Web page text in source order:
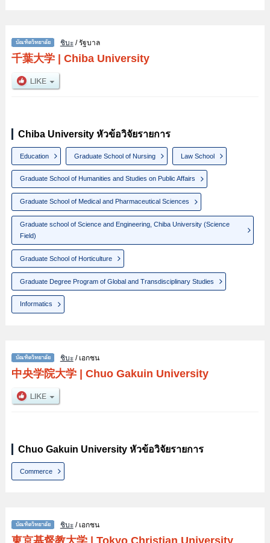
ชิบะ/ รัฐบาล
千葉大学| Chiba University
Chiba University หัวข้อวิจัยรายการ
Education Graduate School of Nursing Law School
Graduate School of Humanities and Studies on Public Affairs
Graduate School of Medical and Pharmaceutical Sciences
Graduate school of Science and Engineering, Chiba University (Science
Field)
Graduate School of Horticulture
Graduate Degree Program of Global and Transdisciplinary Studies
Informatics
ชิบะ/ เอกชน
中央学院大学| Chuo Gakuin University
Chuo Gakuin University หัวข้อวิจัยรายการ
Commerce
ชิบะ/ เอกชน